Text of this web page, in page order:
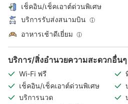
เช็คอิน/เช็คเอาต์ด่วนพิเศษ
บริการรับส่งสนามบิน
อาหารเช้าดีเยี่ยม
บริการ/สิ่งอำนวยความสะดวกอื่นๆ
Wi-Fi ฟรี
เช็คอิน/เช็คเอาต์ด่วนพิเศษ
บริการนวด